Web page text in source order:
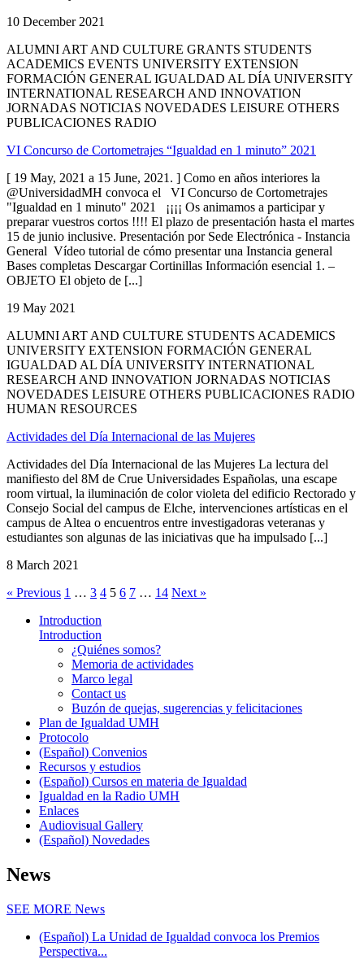
10 December 2021
ALUMNI ART AND CULTURE GRANTS STUDENTS
ACADEMICS EVENTS UNIVERSITY EXTENSION
FORMACIÓN GENERAL IGUALDAD AL DÍA UNIVERSITY
INTERNATIONAL RESEARCH AND INNOVATION
JORNADAS NOTICIAS NOVEDADES LEISURE OTHERS
PUBLICACIONES RADIO
VI Concurso de Cortometrajes “Igualdad en 1 minuto” 2021
[ 19 May, 2021 a 15 June, 2021. ] Como en años interiores la
@UniversidadMH convoca el VI Concurso de Cortometrajes
"Igualdad en 1 minuto" 2021 ¡¡¡¡ Os animamos a participar y
preparar vuestros cortos !!!! El plazo de presentación hasta el martes
15 de junio inclusive. Presentación por Sede Electrónica - Instancia
General Vídeo tutorial de cómo presentar una Instancia general
Bases completas Descargar Cortinillas Información esencial 1. –
OBJETO El objeto de [...]
19 May 2021
ALUMNI ART AND CULTURE STUDENTS ACADEMICS
UNIVERSITY EXTENSION FORMACIÓN GENERAL
IGUALDAD AL DÍA UNIVERSITY INTERNATIONAL
RESEARCH AND INNOVATION JORNADAS NOTICIAS
NOVEDADES LEISURE OTHERS PUBLICACIONES RADIO
HUMAN RESOURCES
Actividades del Día Internacional de las Mujeres
Actividades del Día Internacional de las Mujeres La lectura del
manifiesto del 8M de Crue Universidades Españolas, una escape
room virtual, la iluminación de color violeta del edificio Rectorado y
Consejo Social del campus de Elche, intervenciones artísticas en el
campus de Altea o encuentros entre investigadoras veteranas y
estudiantes son algunas de las iniciativas que ha impulsado [...]
8 March 2021
« Previous 1 … 3 4 5 6 7 … 14 Next »
Introduction
Introduction
¿Quiénes somos?
Memoria de actividades
Marco legal
Contact us
Buzón de quejas, sugerencias y felicitaciones
Plan de Igualdad UMH
Protocolo
(Español) Convenios
Recursos y estudios
(Español) Cursos en materia de Igualdad
Igualdad en la Radio UMH
Enlaces
Audiovisual Gallery
(Español) Novedades
News
SEE MORE News
(Español) La Unidad de Igualdad convoca los Premios
Perspectiva...